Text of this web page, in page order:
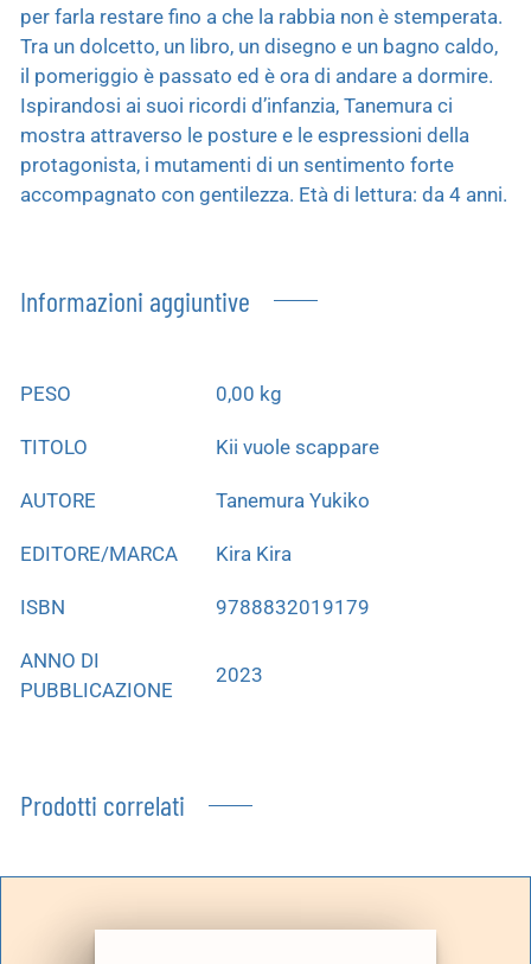
per farla restare fino a che la rabbia non è stemperata.
Tra un dolcetto, un libro, un disegno e un bagno caldo,
il pomeriggio è passato ed è ora di andare a dormire.
Ispirandosi ai suoi ricordi d’infanzia, Tanemura ci
mostra attraverso le posture e le espressioni della
protagonista, i mutamenti di un sentimento forte
accompagnato con gentilezza. Età di lettura: da 4 anni.
Informazioni aggiuntive
PESO 0,00 kg
TITOLO Kii vuole scappare
AUTORE Tanemura Yukiko
EDITORE/MARCA Kira Kira
ISBN 9788832019179
ANNO DI
PUBBLICAZIONE
2023
Prodotti correlati